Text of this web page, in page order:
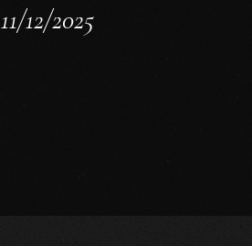
11/12/2025